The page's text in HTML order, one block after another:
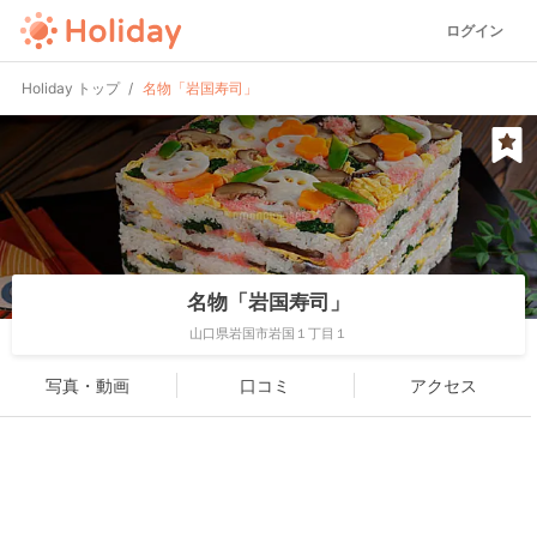
ログイン
Holiday トップ 名物「岩国寿司」
名物「岩国寿司」
山口県岩国市岩国１丁目１
写真・動画 口コミ アクセス